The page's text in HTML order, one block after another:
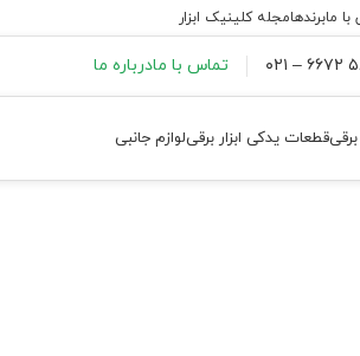
مابرندهامجله کلینیک ابزار
تماس با مادرباره ما
برقیقطعات یدکی ابزار برقیلوازم جانبی